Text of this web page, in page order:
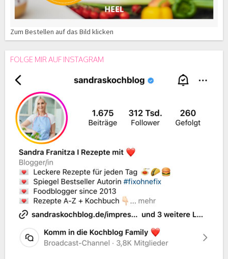
Zum Bestellen auf das Bild klicken
FOLGE MIR AUF INSTAGRAM